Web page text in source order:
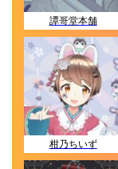
譚哥堂本舗
柑乃ちいず